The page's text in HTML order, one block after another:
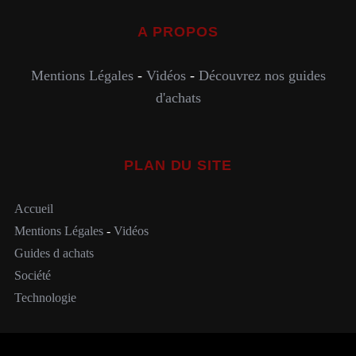
A PROPOS
Mentions Légales- Vidéos- Découvrez nos guides
d'achats
PLAN DU SITE
Accueil
Mentions Légales- Vidéos
Guides d achats
Société
Technologie